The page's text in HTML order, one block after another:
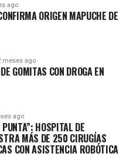
ago
ORIGEN MAPUCHE DE
meses ago
GOMITAS CON DROGA EN
ago
HOSPITAL DE
MÁS DE 250 CIRUGÍAS
CON ASISTENCIA ROBÓTICA